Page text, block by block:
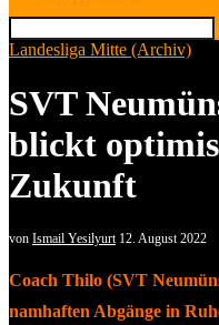
Landesliga Mitte (Archiv)
SVT
blickt
Zukunft
von Ismail Yesilyurt 12. August 2022
Coach Thilo (SVT
namhaften Abgänge in